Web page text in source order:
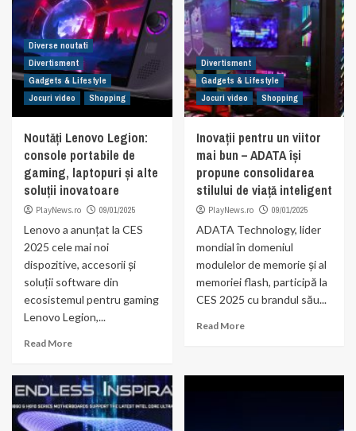
Diverse noutati
Divertisment
Gadgets & Lifestyle
Jocuri video
Shopping
Noutăți Lenovo Legion:
console portabile de
gaming, laptopuri și alte
soluții inovatoare
PlayNews.ro 09/01/2025
Lenovo a anunțat la CES
2025 cele mai noi
dispozitive, accesorii și
soluții software din
ecosistemul pentru gaming
Lenovo Legion,...
Read More
Divertisment
Gadgets & Lifestyle
Jocuri video
Shopping
Inovații pentru un viitor
mai bun – ADATA își
propune consolidarea
stilului de viață inteligent
PlayNews.ro 09/01/2025
ADATA Technology, lider
mondial în domeniul
modulelor de memorie și al
memoriei flash, participă la
CES 2025 cu brandul său...
Read More